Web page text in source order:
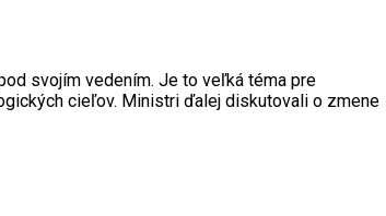
svojím vedením. Je to veľká téma pre
cieľov. Ministri ďalej diskutovali o zmene